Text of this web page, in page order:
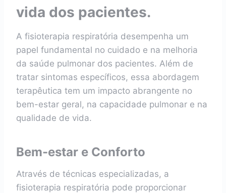
vida dos pacientes.
A fisioterapia respiratória desempenha um
papel fundamental no cuidado e na melhoria
da saúde pulmonar dos pacientes. Além de
tratar sintomas específicos, essa abordagem
terapêutica tem um impacto abrangente no
bem-estar geral, na capacidade pulmonar e na
qualidade de vida.
Bem-estar e Conforto
Através de técnicas especializadas, a
fisioterapia respiratória pode proporcionar